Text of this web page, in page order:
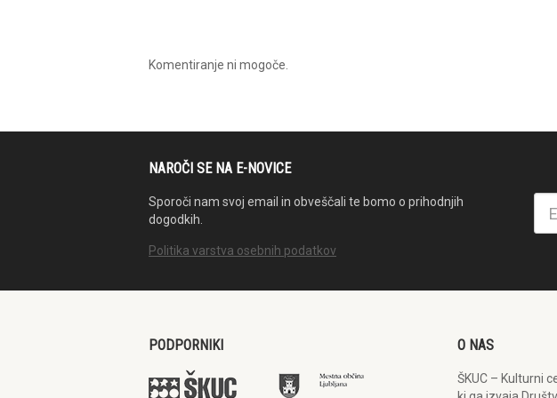
Komentiranje ni mogoče.
NAROČI SE NA E-NOVICE
Sporoči nam svoj email in obveščali te bomo o prihodnjih
dogodkih.
Politika varstva osebnih podatkov
PODPORNIKI O NAS
ŠKUC – Kulturni